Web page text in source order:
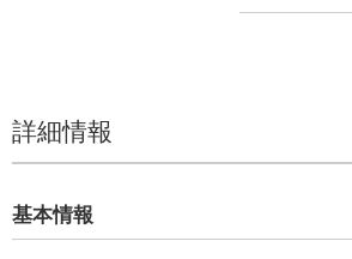
詳細情報
基本情報